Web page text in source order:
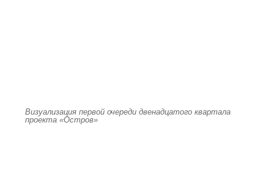
Визуализация первой очереди двенадцатого квартала
проекта «Остров»